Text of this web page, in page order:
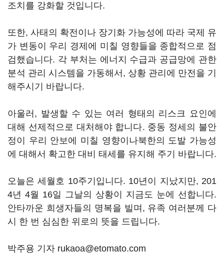
조치를 강화할 것입니다.
또한, 사태의 확전이나 장기화 가능성에 따라 국제 유
가 변동이 우리 경제에 미칠 영향들을 종합적으로 점
검했습니다. 각 부처는 에너지 수급과 공급망에 관한
분석 관리 시스템을 가동해서, 상황 관리에 만전을 기
해주시기 바랍니다.
아울러, 발생할 수 있는 여러 형태의 리스크 요인에
대해 선제적으로 대처해야 합니다. 중동 정세의 불안
정이 우리 안보에 미칠 영향이나북한의 도발 가능성
에 대해서 확고한 대비 태세를 유지해 주기 바랍니다.
오늘은 세월호 10주기입니다. 10년이 지났지만, 201
4년 4월 16일 그날의 상황이 지금도 눈에 선합니다.
안타까운 희생자들의 명복을 빌며, 유족 여러분께 다
시 한 번 심심한 위로의 뜻을 드립니다.
박주용 기자 rukaoa@etomato.com